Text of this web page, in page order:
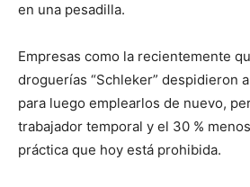
en una pesadilla.
Empresas como la recientemente
droguerías “Schleker” despidieron
para luego emplearlos de nuevo,
trabajador temporal y el 30 %
práctica que hoy está prohibida.